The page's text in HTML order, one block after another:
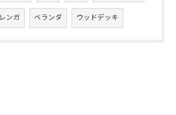
レンガ ベランダ ウッドデッキ